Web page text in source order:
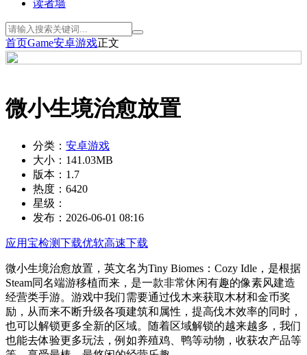
读者墙
首页Game安卓游戏正文
微小生境治愈放置
分类： 安卓游戏
大小： 141.03MB
版本： 1.7
热度： 6420
星级：
发布： 2026-06-01 08:16
应用宝检测下载优软高速下载
微小生境治愈放置，英文名为Tiny Biomes：Cozy Idle，是根据
Steam同名端游移植而来，是一款非常休闲有趣的像素风建造
经营类手游。游戏中我们需要通过伐木来获取木材和金币奖
励，从而来不断升级各项建筑和属性，提高伐木效率的同时，
也可以解锁更多全新的区域。随着区域解锁的越来越多，我们
也能去体验更多玩法，例如养殖鸡、鸭等动物，收获农产品等